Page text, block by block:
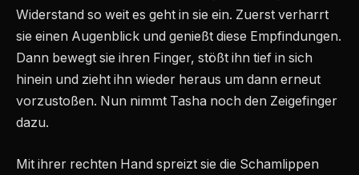
Widerstand so weit es geht in sie ein. Zuerst verharrt
sie einen Augenblick und genießt diese Empfindungen.
Dann bewegt sie ihren Finger, stößt ihn tief in sich
hinein und zieht ihn wieder heraus um dann erneut
vorzustoßen. Nun nimmt Tasha noch den Zeigefinger
dazu.
Mit ihrer rechten Hand spreizt sie die Schamlippen